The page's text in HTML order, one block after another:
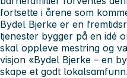
fortsette i årene som
Bydel Bjerke er en
tjenester bygger på en idé
skal oppleve mestring og
visjon «Bydel Bjerke – en
skape et godt